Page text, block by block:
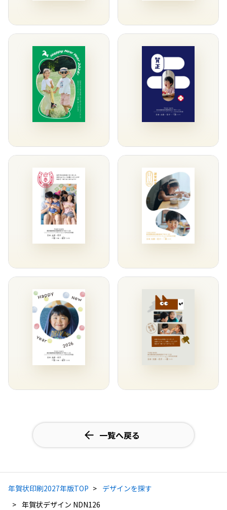
一覧へ戻る
年賀状印刷2027年版TOP
デザインを探す
年賀状デザイン NDN126